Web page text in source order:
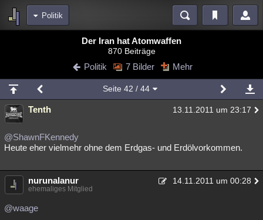
Politik
Blogs Videos
Chat Wiki Neuigkeiten
meine Rubriken
Menschen Mystery Kriminalfälle
Spiritualität Verschwörungen
weitere Rubriken
Philosophie Träume
Der Iran hat Atomwaffen
870 Beiträge
Politik 7 Bilder Mehr
Seite 42 / 44
Tenth 13.11.2011 um 23:17
@ShawnFKennedy
Heute eher vielmehr ohne dem Erdgas- und Erdölvorkommen.
nurunalanur 14.11.2011 um 00:28
ehemaliges Mitglied
@waage